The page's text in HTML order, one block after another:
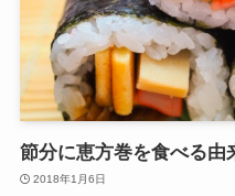
節分に恵方巻を食べる由
2018年1月6日